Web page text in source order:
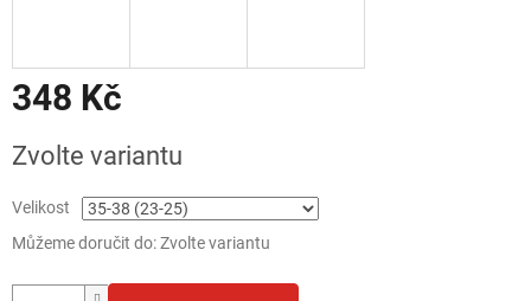
348 Kč
cena:
Zvolte variantu
Velikost
Můžeme doručit do:Zvolte variantu